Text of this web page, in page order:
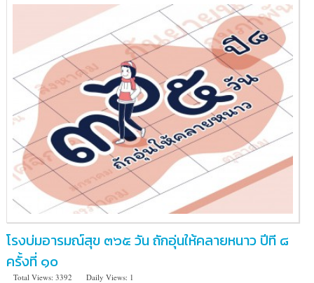
โรงบ่มอารมณ์สุข ๓๖๕ วัน ถักอุ่นให้คลายหนาว ปีที ๘
ครั้งที่ ๑๐
Total Views: 3392
Daily Views: 1